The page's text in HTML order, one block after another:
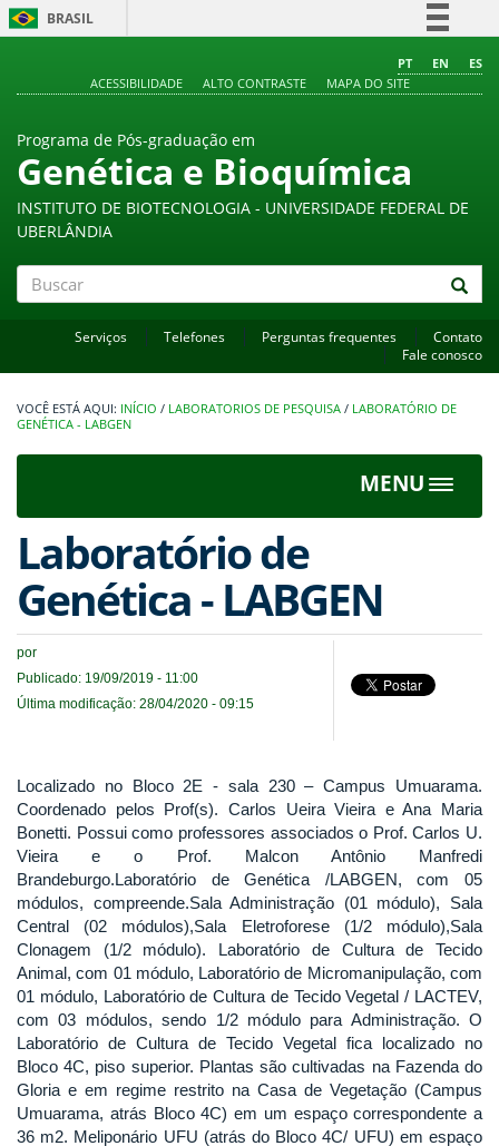
BRASIL
Comunica BR
Acesso à informação
Legislação
PT EN
ES
ACESSIBILIDADE
ALTO CONTRASTE MAPA DO SITE
Programa de Pós-graduação em
Genética e Bioquímica
INSTITUTO DE BIOTECNOLOGIA - UNIVERSIDADE FEDERAL DE
UBERLÂNDIA
Serviços Telefones Perguntas frequentes
Contato
Fale conosco
INÍCIO / LABORATORIOS DE PESQUISA / LABORATÓRIO DE
GENÉTICA - LABGEN
MENU
Toggle
Laboratório de
Genética - LABGEN
por
Publicado: 19/09/2019 - 11:00
Última modificação: 28/04/2020 - 09:15
Localizado no Bloco 2E - sala 230 – Campus Umuarama.
Coordenado pelos Prof(s). Carlos Ueira Vieira e Ana Maria
Bonetti. Possui como professores associados o Prof. Carlos U.
Vieira e o Prof. Malcon Antônio Manfredi
Brandeburgo.Laboratório de Genética /LABGEN, com 05
módulos, compreende.Sala Administração (01 módulo), Sala
Central (02 módulos),Sala Eletroforese (1/2 módulo),Sala
Clonagem (1/2 módulo). Laboratório de Cultura de Tecido
Animal, com 01 módulo, Laboratório de Micromanipulação, com
01 módulo, Laboratório de Cultura de Tecido Vegetal / LACTEV,
com 03 módulos, sendo 1/2 módulo para Administração. O
Laboratório de Cultura de Tecido Vegetal fica localizado no
Bloco 4C, piso superior. Plantas são cultivadas na Fazenda do
Gloria e em regime restrito na Casa de Vegetação (Campus
Umuarama, atrás Bloco 4C) em um espaço correspondente a
36 m2. Meliponário UFU (atrás do Bloco 4C/ UFU) em espaço